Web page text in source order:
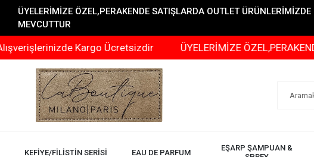
ÜYELERİMİZE ÖZEL,PERAKENDE SATIŞLARDA OUTLET
MEVCUTTUR
Kargo Ücretsizdir ÜYELERİMİZE ÖZEL,PERAKENDE
KEFİYE/FİLİSTİN SERİSİ EAU DE PARFUM
EŞARP ŞAMPUAN &